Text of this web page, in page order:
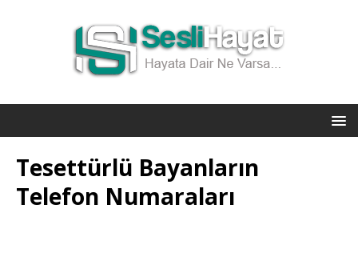
Tesettürlü Bayanların
Telefon Numaraları